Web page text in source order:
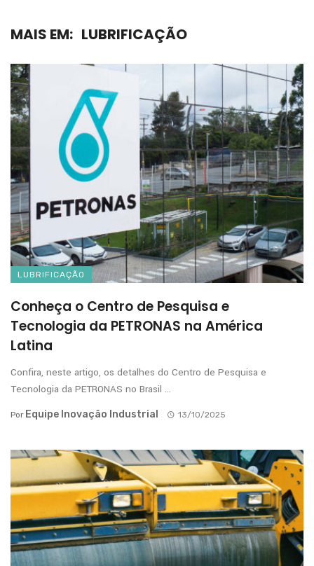
MAIS EM: LUBRIFICAÇÃO
LUBRIFICAÇÃO
Conheça o Centro de Pesquisa e
Tecnologia da PETRONAS na América
Latina
Confira, neste artigo, os detalhes do Centro de Pesquisa e
Tecnologia da PETRONAS no Brasil ...
Por Equipe Inovação Industrial 13/10/2025